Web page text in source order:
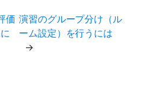
価 演習のグループ分け（ル
ーム設定）を行うには
→